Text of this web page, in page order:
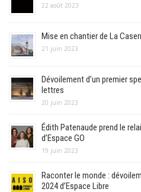
22 août 2023
Mise en chantier de La
21 juin 2023
Dévoilement d’un premier
lettres
20 juin 2023
Édith Patenaude prend le
d’Espace GO
19 juin 2023
Raconter le monde :
2024 d’Espace Libre